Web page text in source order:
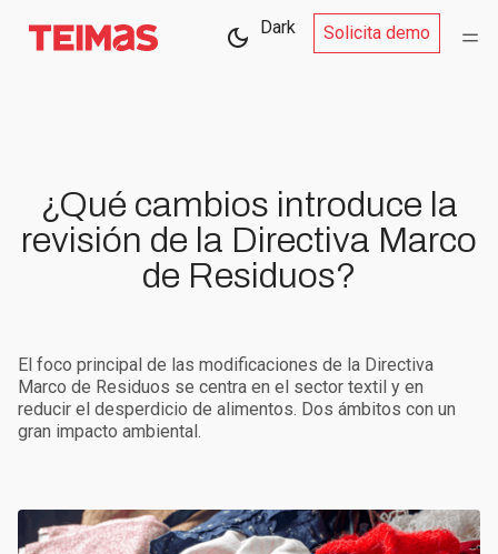
Solicita demo
Dark
¿Qué cambios introduce la
revisión de la Directiva Marco
de Residuos?
El foco principal de las modificaciones de la Directiva
Marco de Residuos se centra en el sector textil y en
reducir el desperdicio de alimentos. Dos ámbitos con un
gran impacto ambiental.